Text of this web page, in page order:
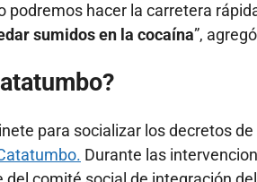
podremos hacer la carretera
sumidos en la cocaína”, agregó
para socializar los decretos
Durante las